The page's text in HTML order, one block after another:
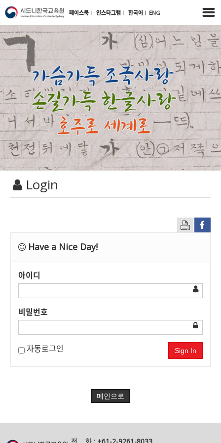
페이스북 l 인스타그램 l 한국어 l ENG
Login
Have a Nice Day!
아이디
비밀번호
자동로그인 Sign In
메인으로